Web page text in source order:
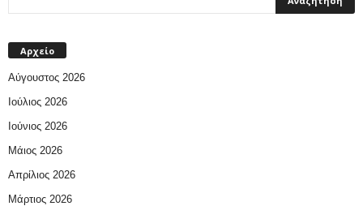
Αρχείο
Αύγουστος 2026
Ιούλιος 2026
Ιούνιος 2026
Μάιος 2026
Απρίλιος 2026
Μάρτιος 2026